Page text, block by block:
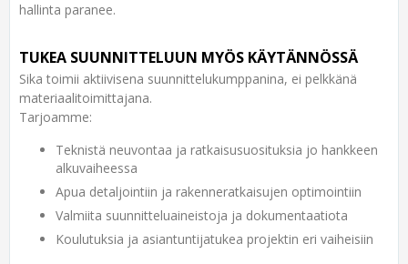
hallinta paranee.
TUKEA SUUNNITTELUUN MYÖS KÄYTÄNNÖSSÄ
Sika toimii aktiivisena suunnittelukumppanina, ei pelkkänä
materiaalitoimittajana.
Tarjoamme:
Teknistä neuvontaa ja ratkaisusuosituksia jo hankkeen
alkuvaiheessa
Apua detaljointiin ja rakenneratkaisujen optimointiin
Valmiita suunnitteluaineistoja ja dokumentaatiota
Koulutuksia ja asiantuntijatukea projektin eri vaiheisiin